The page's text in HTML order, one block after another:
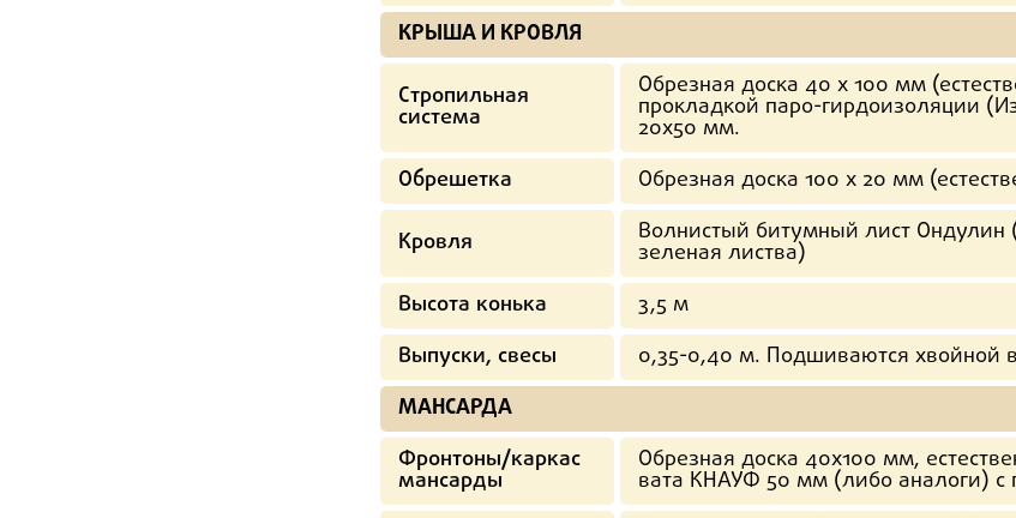
КРЫША И КРОВЛЯ
Стропильная
система
Обрезная доска 40 х 100 мм
прокладкой паро-гирдоизоляции
20х50 мм.
Обрешетка
Обрезная доска 100 х 20 мм
Кровля
Волнистый битумный лист
зеленая листва)
Высота конька
3,5 м
Выпуски, свесы
0,35-0,40 м. Подшиваются хвойной
МАНСАРДА
Фронтоны/каркас
мансарды
Обрезная доска 40х100 мм,
вата КНАУФ 50 мм (либо аналоги) с